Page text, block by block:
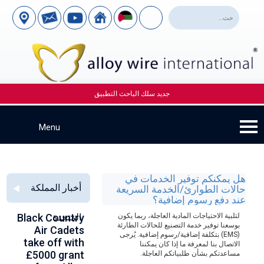
جديد سلك الباحث التطبيق
هل يمكنكم توفير الخدمات في
حالات الطوارئ/الخدمة السريعة
عند دفع رسوم إضافية؟
لتلبية الاحتياجات المادية العاجلة، ربما يكون
بوسعنا توفير خدمة التصنيع للحالات الطارئة
(EMS) بتكلفة إضافية/رسوم إضافية. يُرجى
الاتصال بنا لمعرفة ما إذا كان يمكننا
مساعدتكم بشأن طلبياتكم العاجلة.
أخبار المملكة
المتحدة
Alloy Wire
International
to toast its
80th birthday
Strengthening
Global
Aerospace
Connections
Black Country
Air Cadets
take off with
£5000 grant